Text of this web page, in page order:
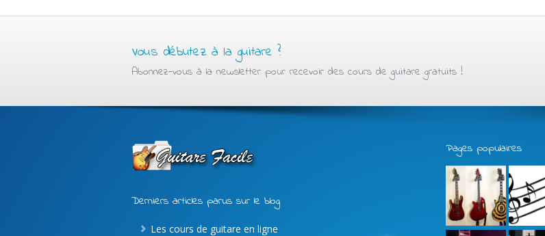
Vous débutez à la guitare ?
Abonnez-vous à la newsletter pour recevoir des cours de guitare gratuits !
Derniers articles parus sur le blog
Les cours de guitare en ligne
Pages populaires